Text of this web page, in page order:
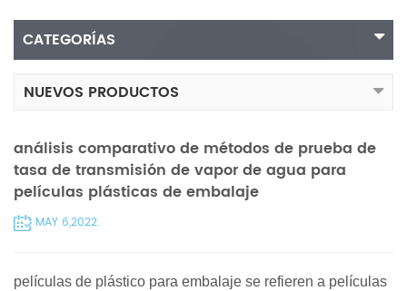
CATEGORÍAS
NUEVOS PRODUCTOS
análisis comparativo de métodos de prueba de
tasa de transmisión de vapor de agua para
películas plásticas de embalaje
MAY 6,2022.
películas de plástico para embalaje se refieren a películas